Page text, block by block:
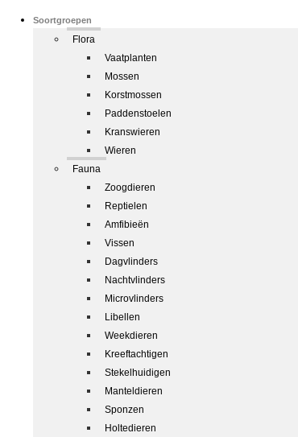
Soortgroepen
Flora
Vaatplanten
Mossen
Korstmossen
Paddenstoelen
Kranswieren
Wieren
Fauna
Zoogdieren
Reptielen
Amfibieën
Vissen
Dagvlinders
Nachtvlinders
Microvlinders
Libellen
Weekdieren
Kreeftachtigen
Stekelhuidigen
Manteldieren
Sponzen
Holtedieren